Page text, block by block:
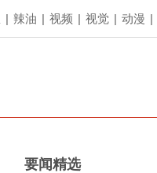
| 辣油 | 视频 | 视觉 | 动漫 |
要闻精选